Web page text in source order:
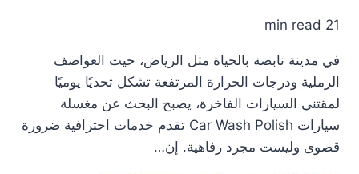
21 min read
في مدينة نابضة بالحياة مثل الرياض، حيث العواصف
الرملية ودرجات الحرارة المرتفعة تشكل تحديًا يوميًا
لمقتني السيارات الفاخرة، يصبح البحث عن مغسلة
سيارات Car Wash Polish تقدم خدمات احترافية ضرورة
قصوى وليست مجرد رفاهية. إن…